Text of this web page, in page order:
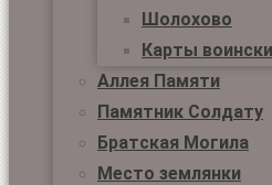
Шолохово
Карты
Аллея Памяти
Памятник Солдату
Братская Могила
Место землянки